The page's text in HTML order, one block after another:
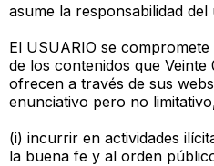
asume la responsabilidad del
El USUARIO se
de los contenidos que
ofrecen a través de sus
enunciativo pero no
(i) incurrir en actividades
la buena fe y al orden